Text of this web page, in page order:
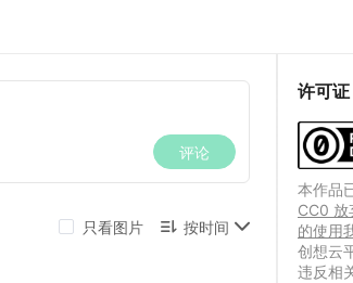
许可证
本作品
CC0 放
的使用
创想云
违反相